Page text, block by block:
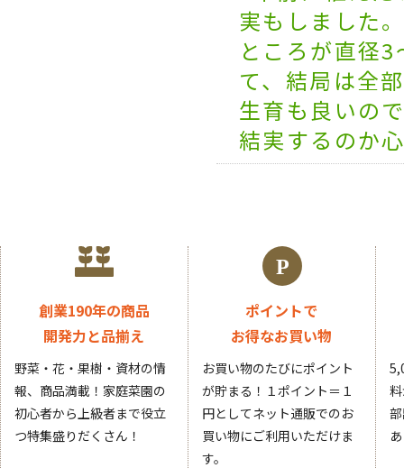
実もしました
ところが直径
て、結局は全
生育も良いの
結実するのか
創業190年の商品
開発力と品揃え
野菜・花・果樹・資材の情
報、商品満載！家庭菜園の
初心者から上級者まで役立
つ特集盛りだくさん！
ポイントで
お得なお買い物
お買い物のたびにポイント
が貯まる！１ポイント＝１
円としてネット通販でのお
買い物にご利用いただけま
す。